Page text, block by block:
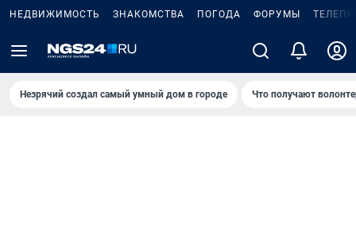
НЕДВИЖИМОСТЬ ЗНАКОМСТВА ПОГОДА ФОРУМЫ
Незрячий создал самый умный дом в городе Что получают